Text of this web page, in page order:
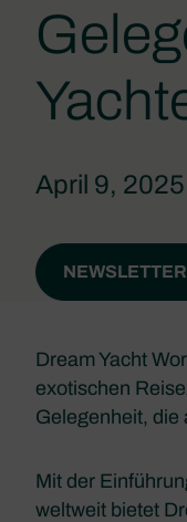
April 9, 2025
Dream Yacht
exotischen
Gelegenheit, die
Mit der
weltweit bietet